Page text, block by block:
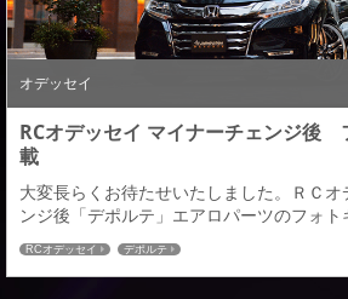
オデッセイ
RCオデッセイ マイナーチェンジ後
載
大変長らくお待たせいたしました。ＲＣ
ンジ後「デポルテ」エアロパーツのフォト
せていただきました。ＲＣオデッセイＭ／
ご検討している皆様、参考になればと思い
お願いいたします。フォトギャラリーは
RCオデッセイ デポルテ